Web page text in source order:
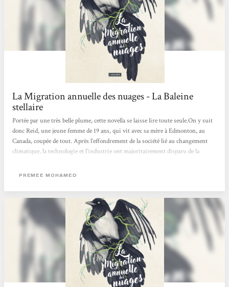
La Migration annuelle des nuages - La Baleine
stellaire
Portée par une très belle plume, cette novella se laisse lire toute seule.On y suit
donc Reid, une jeune femme de 19 ans, qui vit avec sa mère à Edmonton, au
Canada, coupée de tout. Après l’effondrement de la société lié au changement
climatique, la technologie et l’industrie ont majoritairement disparu de la
infecte les humains et qui influe sur leur comportement. Seulement voilà, Reid
plastique à...
PREMEE MOHAMED